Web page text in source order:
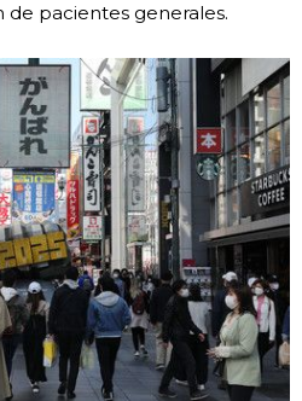
pacientes generales.